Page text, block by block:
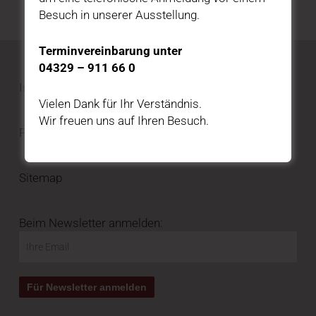
Privatsphäre und Datenschutz
Sitemap
Beim Newsletter anmelden:
Besuch in unserer Ausstellung.
Terminvereinbarung unter
04329 – 911 66 0
Vielen Dank für Ihr Verständnis.
Wir freuen uns auf Ihren Besuch.